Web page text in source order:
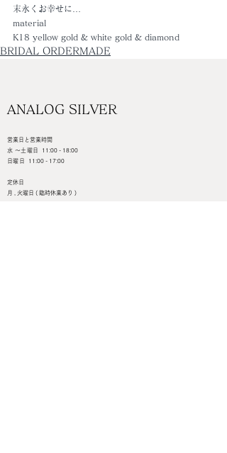
末永くお幸せに…
material
K18 yellow gold & white gold & diamond
BRIDAL ORDERMADE
ANALOG SILVER
営業日と営業時間
水 ～土曜日 11:00 - 18:00
日曜日
11:00 - 17:00
定休日
月 , 火曜日 ( 臨時休業あり )